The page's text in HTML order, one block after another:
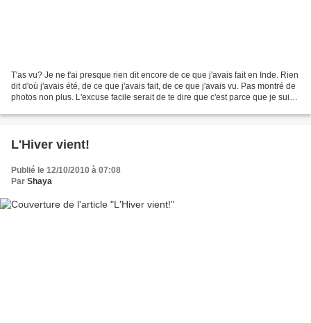
T'as vu? Je ne t'ai presque rien dit encore de ce que j'avais fait en Inde. Rien
dit d'où j'avais été, de ce que j'avais fait, de ce que j'avais vu. Pas montré de
photos non plus. L'excuse facile serait de te dire que c'est parce que je suis
L'Hiver vient!
Publié le 12/10/2010 à 07:08
Par Shaya